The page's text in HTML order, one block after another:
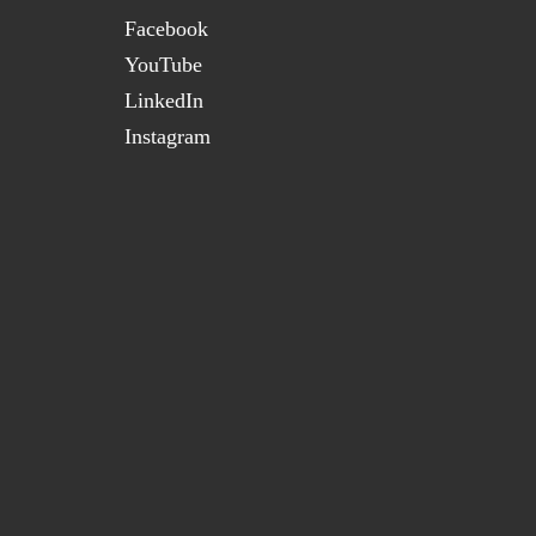
Facebook
YouTube
LinkedIn
Instagram